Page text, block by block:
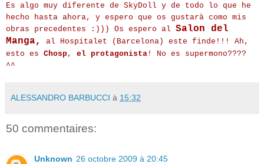
Es algo muy diferente de SkyDoll y de todo lo que he
hecho hasta ahora, y espero que os gustarà como mis
obras precedentes :))) Os espero al Salon del
Manga,
al Hospitalet (Barcelona) este finde!!! Ah,
esto es Chosp, el protagonista ! No es supermono????
^^
ALESSANDRO BARBUCCI à 15:32
50 commentaires:
Unknown 26 octobre 2009 à 20:45